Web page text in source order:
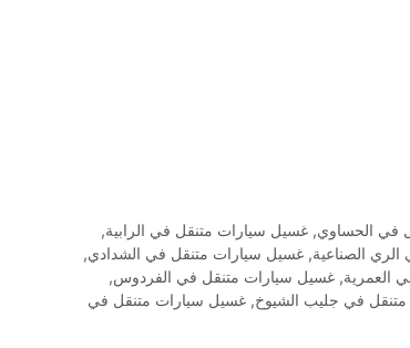
في الحساوي, غسيل سيارات متنقل في الرابية,
الصناعية, غسيل سيارات متنقل في الشدادي,
العمرية, غسيل سيارات متنقل في الفردوس,
في جليب الشيوخ, غسيل سيارات متنقل في